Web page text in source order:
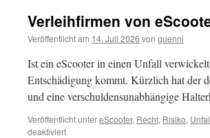
Verleihfirmen von
Veröffentlicht am 14. Juli 2026 von guenni
Ist ein eScooter in einen Unfall
Entschädigung kommt. Kürzlich hat der
und eine verschuldensunabhängige
Veröffentlicht untereScooter, Recht, Risiko,
deaktiviert